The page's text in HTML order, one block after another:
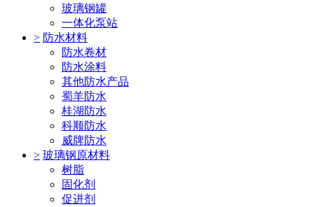
玻璃钢罐
一体化泵站
> 防水材料
防水卷材
防水涂料
其他防水产品
蜀羊防水
桂湖防水
科顺防水
威牌防水
> 玻璃钢原材料
树脂
固化剂
促进剂